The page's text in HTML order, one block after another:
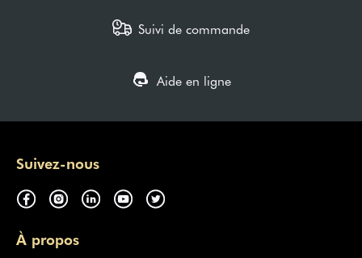
Suivi de commande
Aide en ligne
Suivez-nous
À propos